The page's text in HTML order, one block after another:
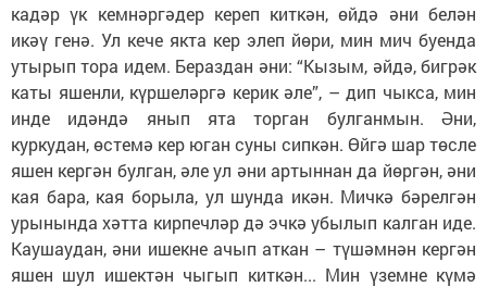
кадәр үк кемнәргәдер кереп киткән, өйдә әни белән
икәү генә. Ул кече якта кер элеп йөри, мин мич буенда
утырып тора идем. Бераздан әни: “Кызым, әйдә, бигрәк
каты яшенли, күршеләргә керик әле”, – дип чыкса, мин
инде идәндә янып ята торган булганмын. Әни,
куркудан, өстемә кер юган суны сипкән. Өйгә шар төсле
яшен кергән булган, әле ул әни артыннан да йөргән, әни
кая бара, кая борыла, ул шунда икән. Мичкә бәрелгән
урынында хәтта кирпечләр дә эчкә убылып калган иде.
Каушаудан, әни ишекне ачып аткан – түшәмнән кергән
яшен шул ишектән чыгып киткән... Мин үземне күмә